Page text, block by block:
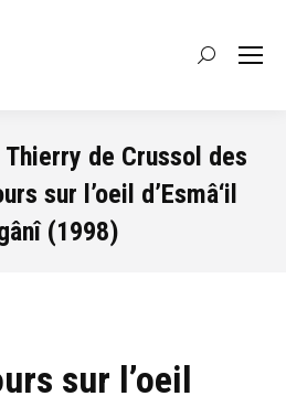
Recherche
de Crussol des
sur l’oeil d’Esmâ‘il
(1998)
sur l’oeil